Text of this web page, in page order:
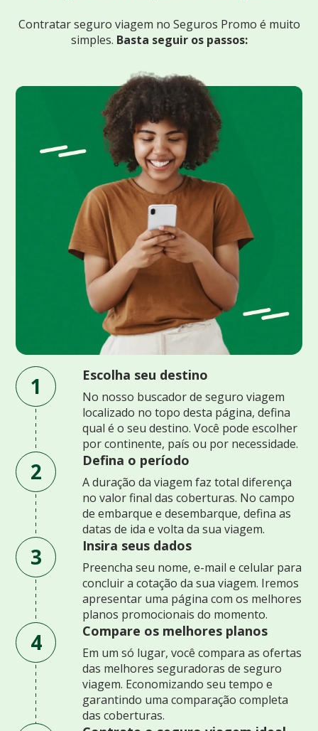
Contratar seguro viagem no Seguros Promo é muito
simples. Basta seguir os passos:
1 Escolha seu destino
No nosso buscador de seguro viagem
localizado no topo desta página, defina
qual é o seu destino. Você pode escolher
por continente, país ou por necessidade.
2 Defina o período
A duração da viagem faz total diferença
no valor final das coberturas. No campo
de embarque e desembarque, defina as
datas de ida e volta da sua viagem.
3 Insira seus dados
Preencha seu nome, e-mail e celular para
concluir a cotação da sua viagem. Iremos
apresentar uma página com os melhores
planos promocionais do momento.
4 Compare os melhores planos
Em um só lugar, você compara as ofertas
das melhores seguradoras de seguro
viagem. Economizando seu tempo e
garantindo uma comparação completa
das coberturas.